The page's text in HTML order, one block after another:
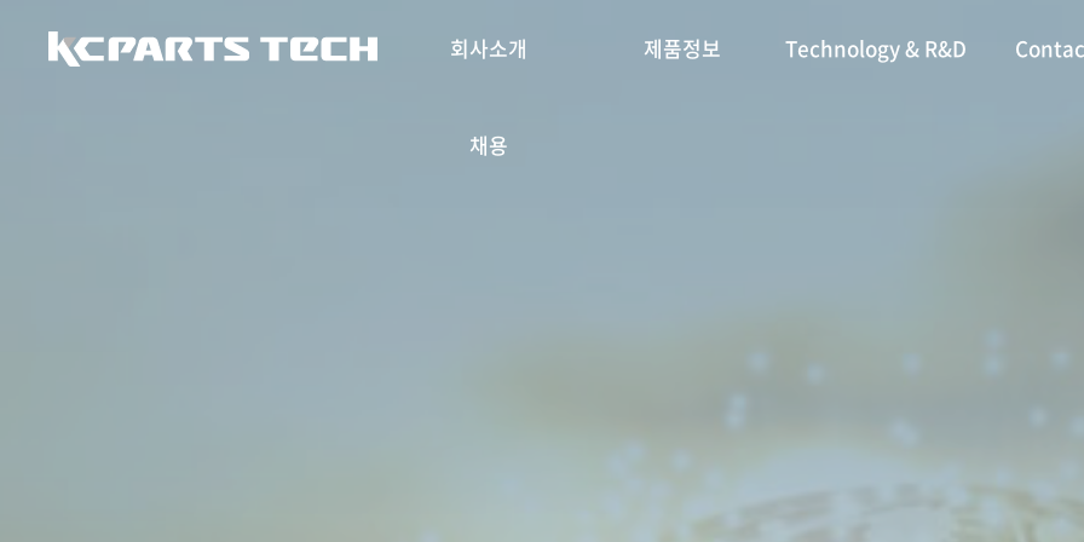
회사소개 제품정보 Technology & R&D
채용